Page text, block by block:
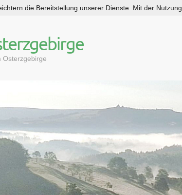
Osterzgebirge
die Bereitstellung unserer Dienste. Mit der